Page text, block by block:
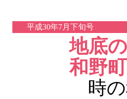
平成30年7月下旬号
地底
和野
時の